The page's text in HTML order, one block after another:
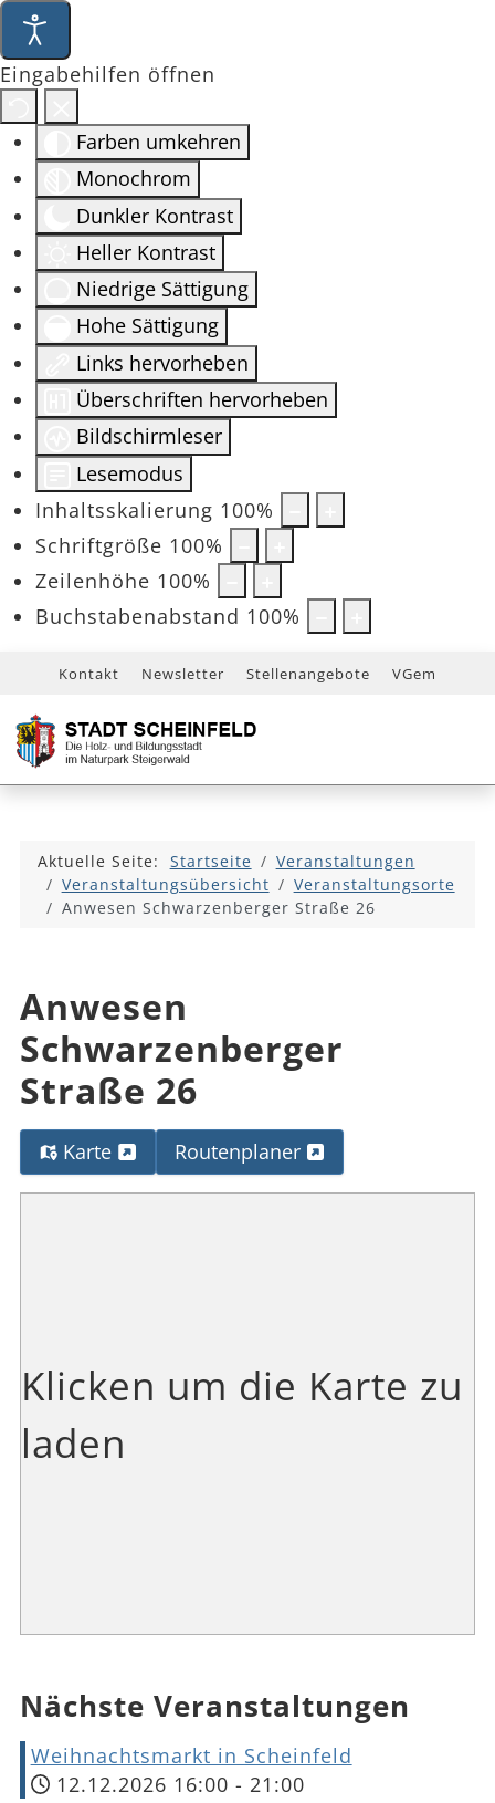
Eingabehilfen öffnen
Farben umkehren
Monochrom
Dunkler Kontrast
Heller Kontrast
Niedrige Sättigung
Hohe Sättigung
Links hervorheben
Überschriften hervorheben
Bildschirmleser
Lesemodus
Inhaltsskalierung 100%
Schriftgröße 100%
Zeilenhöhe 100%
Buchstabenabstand 100%
Kontakt Newsletter Stellenangebote VGem
Aktuelle Seite: Startseite
Veranstaltungen
Veranstaltungsübersicht
Veranstaltungsorte
Anwesen Schwarzenberger Straße 26
Anwesen
Schwarzenberger
Straße 26
Karte Routenplaner
Klicken um die Karte zu
laden
Nächste Veranstaltungen
Weihnachtsmarkt in Scheinfeld
12.12.2026 16:00 - 21:00